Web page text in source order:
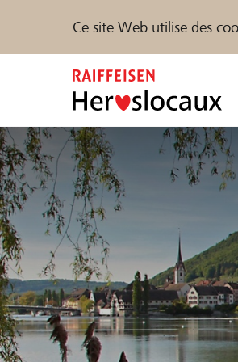
Ce site Web utilise des
Parrainer Soutien &
Trouvez des projets et
DE FR IT